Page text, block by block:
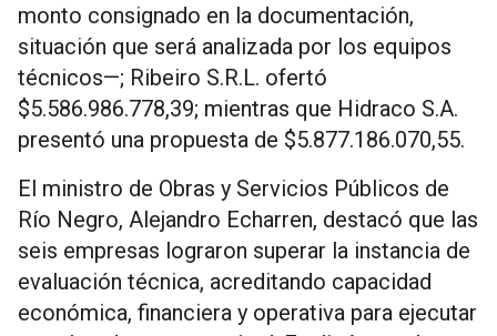
monto consignado en la documentación,
situación que será analizada por los equipos
técnicos—; Ribeiro S.R.L. ofertó
$5.586.986.778,39; mientras que Hidraco S.A.
presentó una propuesta de $5.877.186.070,55.
El ministro de Obras y Servicios Públicos de
Río Negro, Alejandro Echarren, destacó que las
seis empresas lograron superar la instancia de
evaluación técnica, acreditando capacidad
económica, financiera y operativa para ejecutar